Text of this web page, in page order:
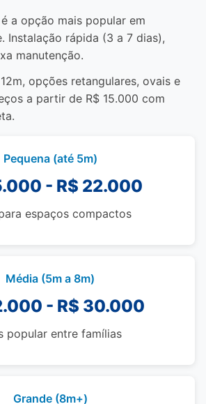
a opção mais popular em
Instalação rápida (3 a 7 dias),
manutenção.
opções retangulares, ovais e
a partir de R$ 15.000 com
Pequena (até 5m)
- R$ 22.000
espaços compactos
Média (5m a 8m)
- R$ 30.000
popular entre famílias
Grande (8m+)